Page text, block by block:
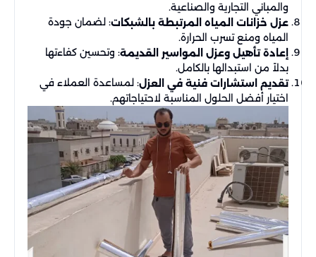
والمباني التجارية والصناعية.
عزل خزانات المياه المرتبطة بالشبكات: لضمان جودة
المياه ومنع تسرب الحرارة.
إعادة تأهيل وعزل المواسير القديمة: وتحسين كفاءتها
بدلاً من استبدالها بالكامل.
تقديم استشارات فنية في العزل: لمساعدة العملاء في
اختيار أفضل الحلول المناسبة لاحتياجاتهم.